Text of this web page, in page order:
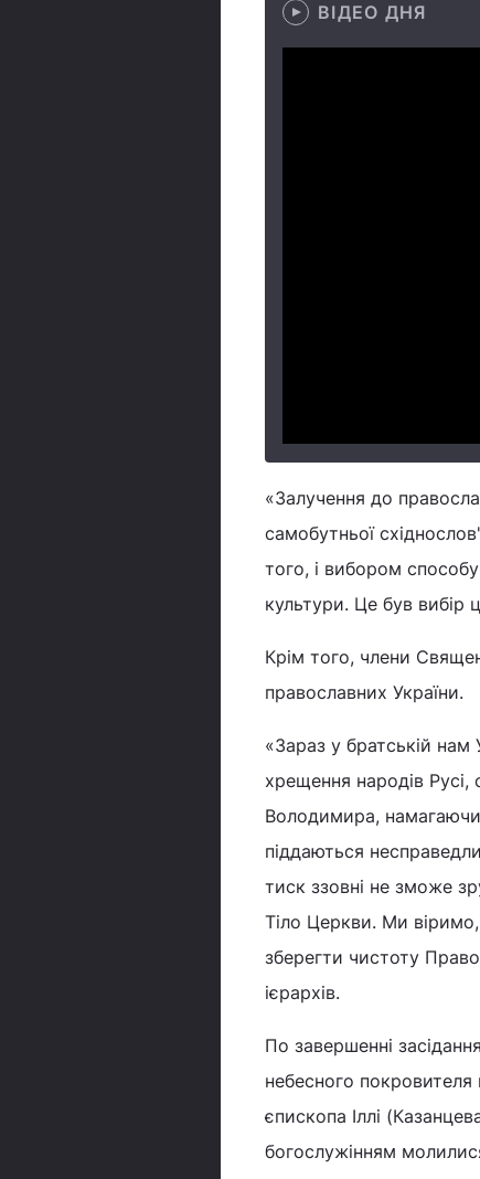
ВІДЕО ДНЯ
«Залучення до
самобутньої
того, і вибором
культури. Це був вибір
Крім того, члени
православних України.
«Зараз у братській нам
хрещення народів Русі,
Володимира,
піддаються
тиск ззовні не зможе
Тіло Церкви. Ми
зберегти чистоту
ієрархів.
По завершенні
небесного
єпископа Іллі
богослужінням